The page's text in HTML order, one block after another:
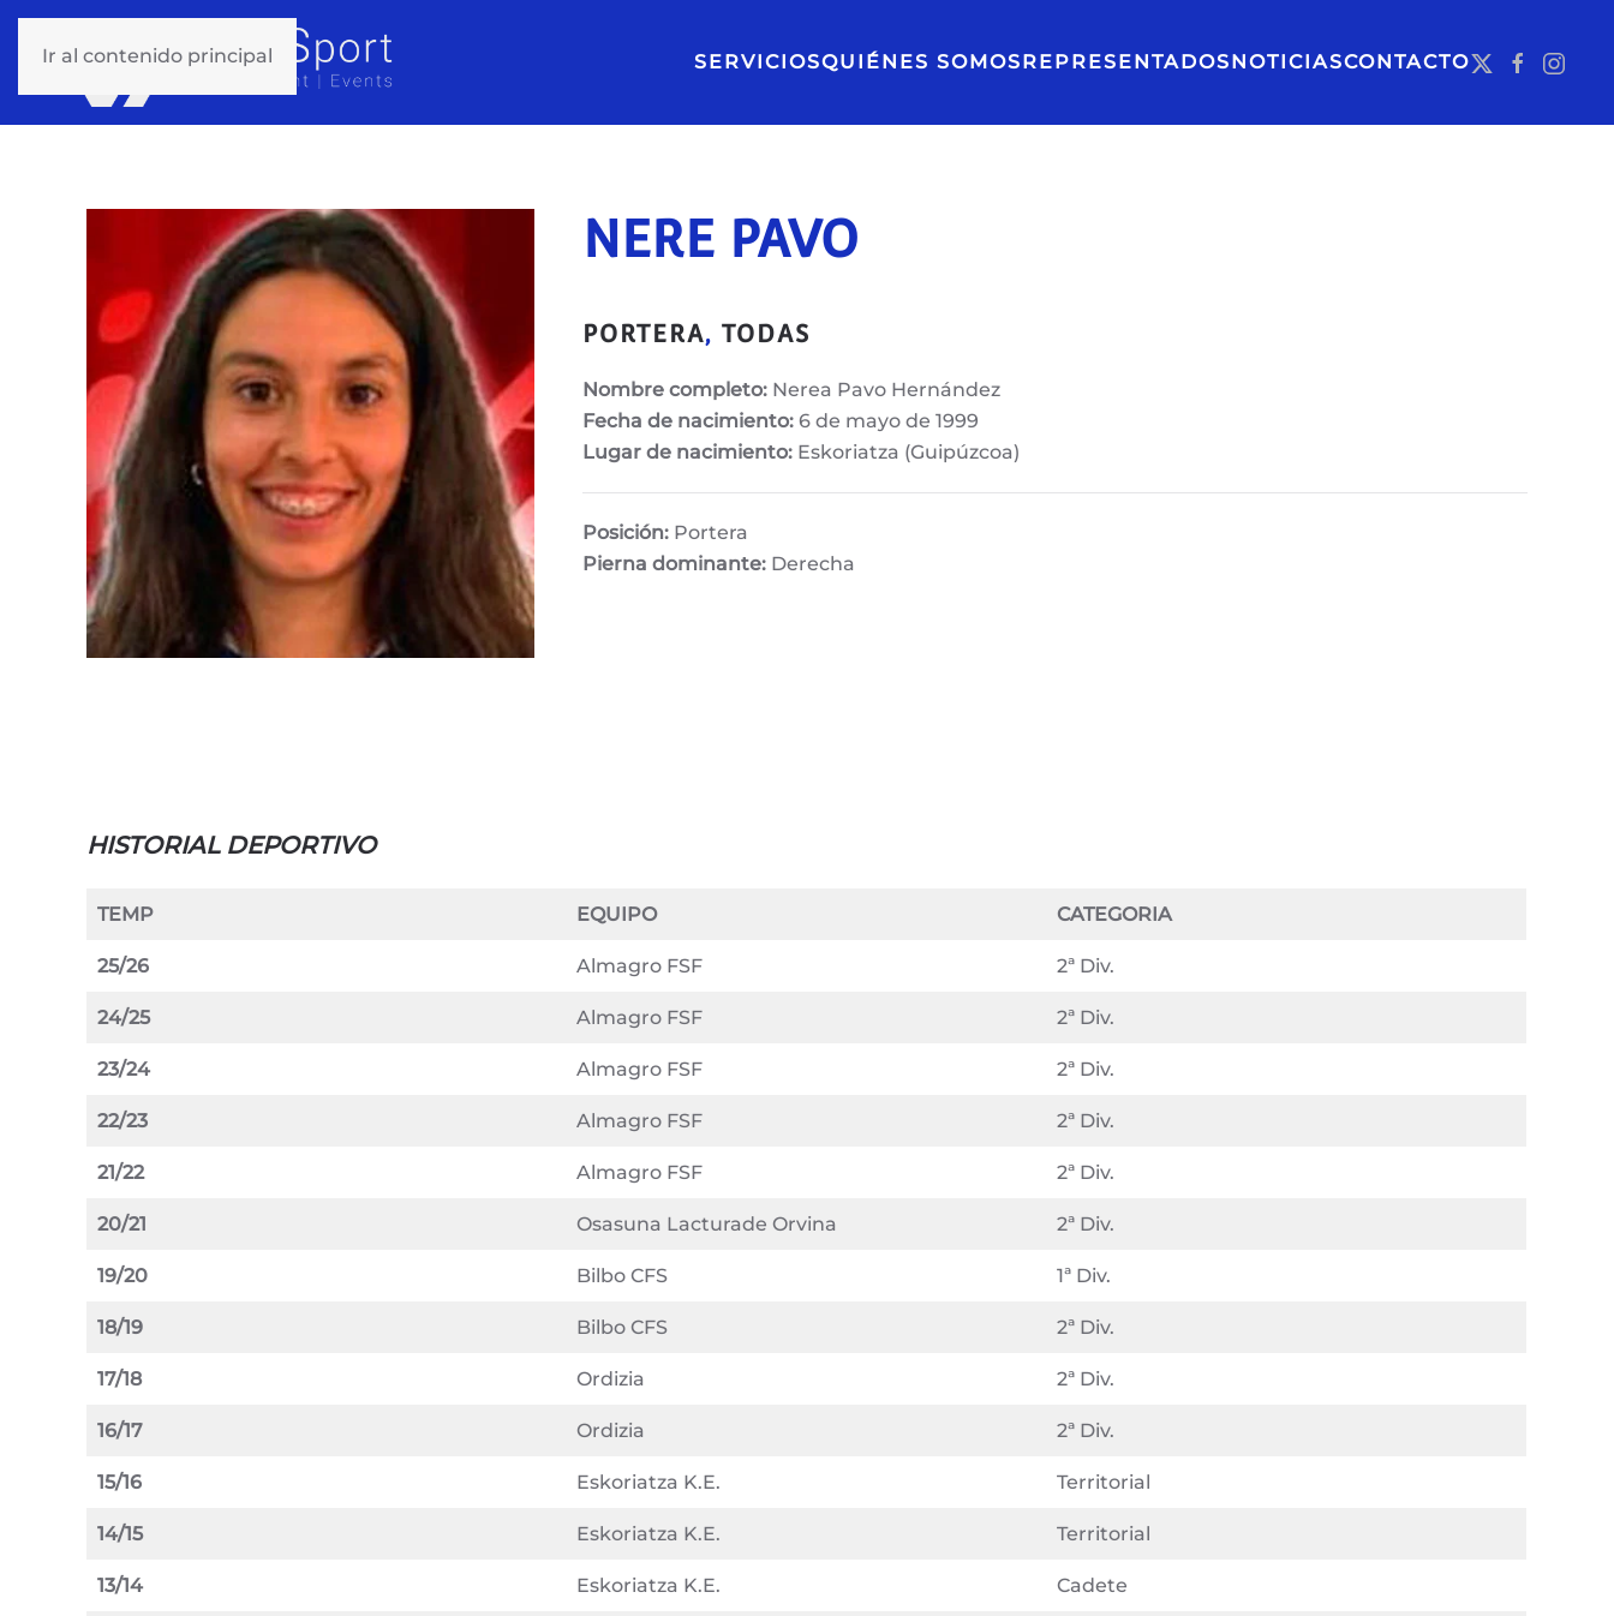
Ir al contenido principal SERVICIOSQUIÉNES SOMOSREPRESENTADOSNOTICIASCONTACTO
NERE PAVO
PORTERA,TODAS
Nombre completo: Nerea Pavo Hernández
Fecha de nacimiento:6 de mayo de 1999
Lugar de nacimiento: Eskoriatza (Guipúzcoa)
Posición: Portera
Pierna dominante: Derecha
HISTORIAL DEPORTIVO
TEMP EQUIPO CATEGORIA
25/26 Almagro FSF 2ª Div.
24/25 Almagro FSF 2ª Div.
23/24 Almagro FSF 2ª Div.
22/23 Almagro FSF 2ª Div.
21/22 Almagro FSF 2ª Div.
20/21 Osasuna Lacturade Orvina 2ª Div.
19/20 Bilbo CFS 1ª Div.
18/19 Bilbo CFS 2ª Div.
17/18 Ordizia 2ª Div.
16/17 Ordizia 2ª Div.
15/16 Eskoriatza K.E. Territorial
14/15 Eskoriatza K.E. Territorial
13/14 Eskoriatza K.E. Cadete